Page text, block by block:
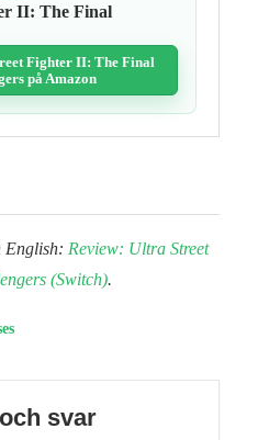
II: The Final
Fighter II: The Final
på Amazon
English: Review: Ultra Street
(Switch).
svar